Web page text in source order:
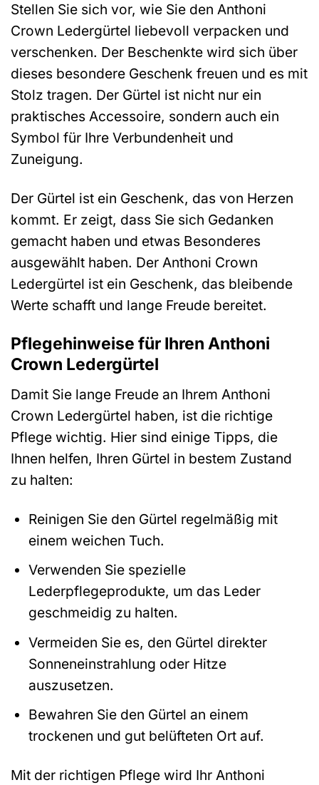
Stellen Sie sich vor, wie Sie den Anthoni
Crown Ledergürtel liebevoll verpacken und
verschenken. Der Beschenkte wird sich über
dieses besondere Geschenk freuen und es mit
Stolz tragen. Der Gürtel ist nicht nur ein
praktisches Accessoire, sondern auch ein
Symbol für Ihre Verbundenheit und
Zuneigung.
Der Gürtel ist ein Geschenk, das von Herzen
kommt. Er zeigt, dass Sie sich Gedanken
gemacht haben und etwas Besonderes
ausgewählt haben. Der Anthoni Crown
Ledergürtel ist ein Geschenk, das bleibende
Werte schafft und lange Freude bereitet.
Pflegehinweise für Ihren Anthoni
Crown Ledergürtel
Damit Sie lange Freude an Ihrem Anthoni
Crown Ledergürtel haben, ist die richtige
Pflege wichtig. Hier sind einige Tipps, die
Ihnen helfen, Ihren Gürtel in bestem Zustand
zu halten:
Reinigen Sie den Gürtel regelmäßig mit
einem weichen Tuch.
Verwenden Sie spezielle
Lederpflegeprodukte, um das Leder
geschmeidig zu halten.
Vermeiden Sie es, den Gürtel direkter
Sonneneinstrahlung oder Hitze
auszusetzen.
Bewahren Sie den Gürtel an einem
trockenen und gut belüfteten Ort auf.
Mit der richtigen Pflege wird Ihr Anthoni